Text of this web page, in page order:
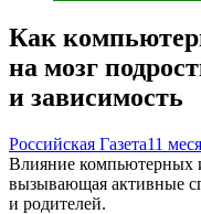
Как
на мозг
и зависимость
Российская Газета11
Влияние компьютерных
вызывающая активные
и родителей.